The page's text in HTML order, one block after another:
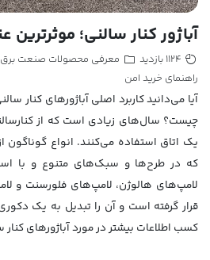
آباژور کنار سالنی؛
معرفی محصولات صنعت برق
راهنمای خرید امن
آیا می‌دانید کاربرد اصلی آباژورهای کنار
چیست؟ سال‌های زیادی است که از
یک اتاق استفاده می‌کنند. انواع گوناگون
که در طرح‌ها و سبک‌های متنوع و با
لامپ‌های ‌هالوژن، لامپ‌های فلورسنت و
قرار گرفته است و آن را تبدیل به یک
کسب اطلاعات بیشتر در مورد آباژورهای کنار